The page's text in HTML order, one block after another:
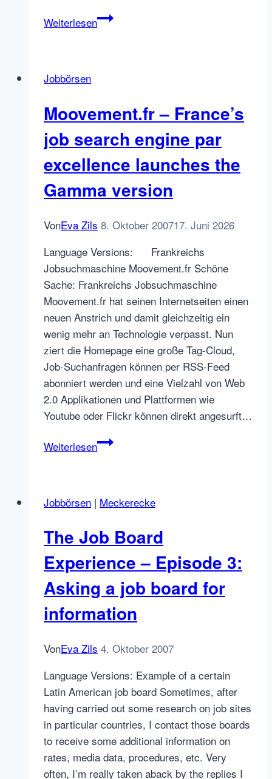
WeiterlesenMonster
of
limits
Jobbörsen
Moovement.fr – France’s
job search engine par
excellence launches the
Gamma version
VonEva Zils 8. Oktober 200717. Juni 2026
Language Versions: Frankreichs
Jobsuchmaschine Moovement.fr Schöne
Sache: Frankreichs Jobsuchmaschine
Moovement.fr hat seinen Internetseiten einen
neuen Anstrich und damit gleichzeitig ein
wenig mehr an Technologie verpasst. Nun
ziert die Homepage eine große Tag-Cloud,
Job-Suchanfragen können per RSS-Feed
abonniert werden und eine Vielzahl von Web
2.0 Applikationen und Plattformen wie
Youtube oder Flickr können direkt angesurft…
WeiterlesenMoovement.fr
search
par
launches
the
Gamma
version
Jobbörsen | Meckerecke
The Job Board
Experience – Episode 3:
Asking a job board for
information
VonEva Zils 4. Oktober 2007
Language Versions: Example of a certain
Latin American job board Sometimes, after
having carried out some research on job sites
in particular countries, I contact those boards
to receive some additional information on
rates, media data, procedures, etc. Very
often, I’m really taken aback by the replies I